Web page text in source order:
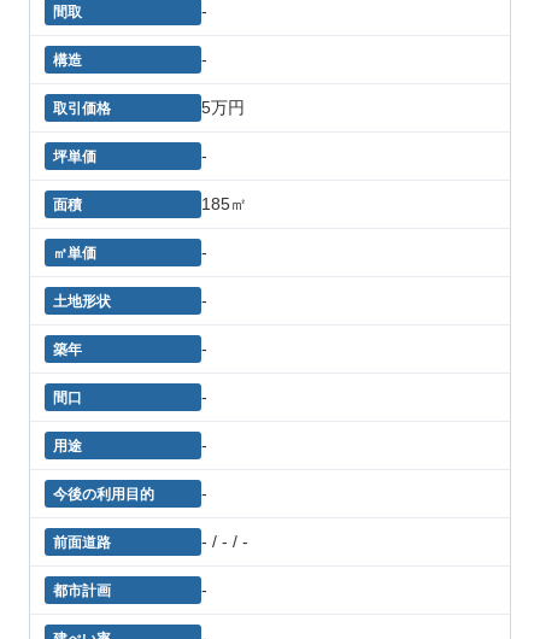
-
-
5万円
-
185㎡
-
-
-
-
-
-
- / - / -
-